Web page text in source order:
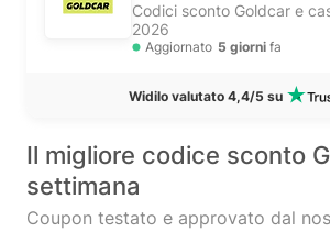
Codici sconto Goldcar e
2026
Aggiornato 5 giorni fa
Widilo valutato 4,4/5 su
Il migliore codice sconto
settimana
Coupon testato e approvato dal